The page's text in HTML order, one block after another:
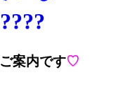
案内です♡